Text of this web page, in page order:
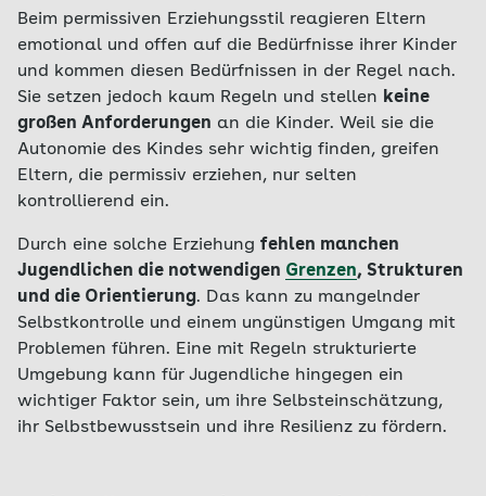
Beim permissiven Erziehungsstil reagieren Eltern
emotional und offen auf die Bedürfnisse ihrer Kinder
und kommen diesen Bedürfnissen in der Regel nach.
Sie setzen jedoch kaum Regeln und stellen keine
großen Anforderungen an die Kinder. Weil sie die
Autonomie des Kindes sehr wichtig finden, greifen
Eltern, die permissiv erziehen, nur selten
kontrollierend ein.
Durch eine solche Erziehung fehlen manchen
Jugendlichen die notwendigen Grenzen, Strukturen
und die Orientierung. Das kann zu mangelnder
Selbstkontrolle und einem ungünstigen Umgang mit
Problemen führen. Eine mit Regeln strukturierte
Umgebung kann für Jugendliche hingegen ein
wichtiger Faktor sein, um ihre Selbsteinschätzung,
ihr Selbstbewusstsein und ihre Resilienz zu fördern.